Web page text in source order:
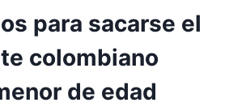
para sacarse el
colombiano
de edad